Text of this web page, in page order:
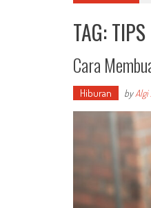
TAG:
Cara
Hiburan byAlgi